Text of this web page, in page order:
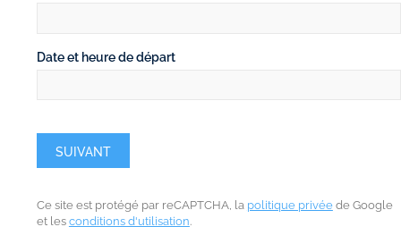
Date et heure de départ
SUIVANT
Ce site est protégé par reCAPTCHA, la politique privéede Google
et lesconditions d'utilisation